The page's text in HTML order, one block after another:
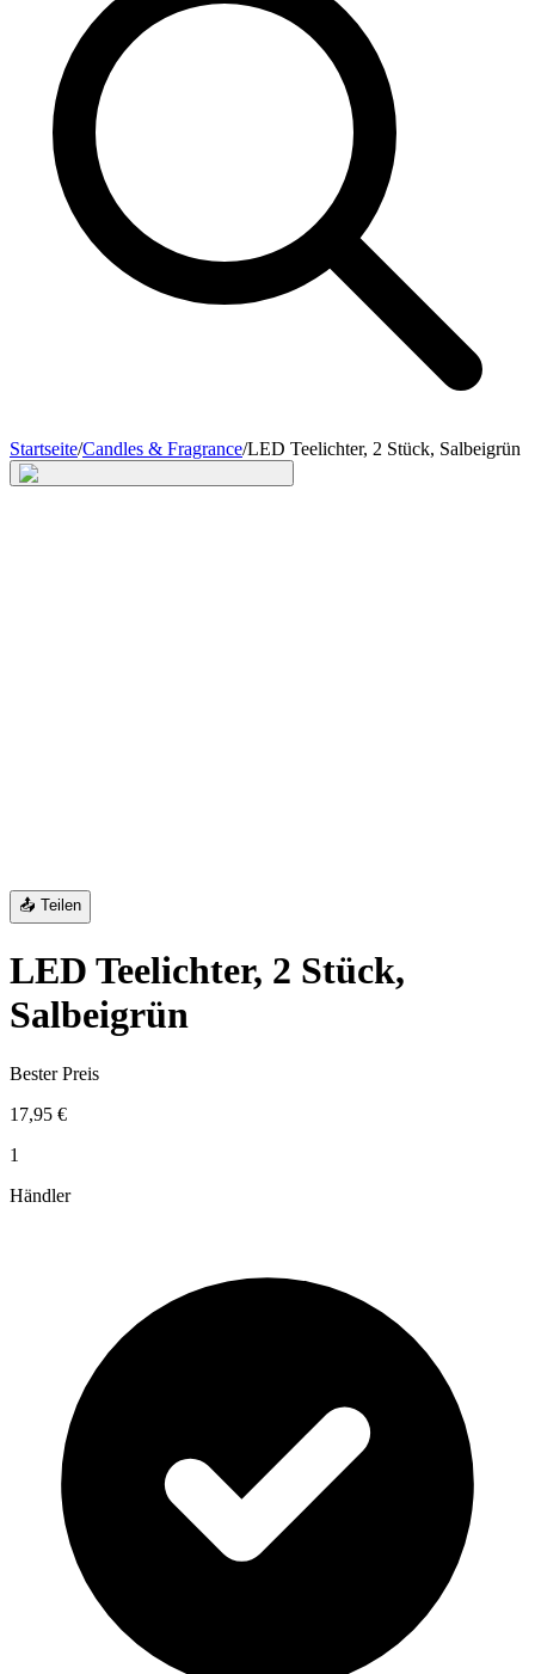
Startseite/Candles & Fragrance/LED Teelichter, 2 Stück, Salbeigrün
📤 Teilen
LED Teelichter, 2 Stück,
Salbeigrün
Bester Preis
17,95 €
1
Händler